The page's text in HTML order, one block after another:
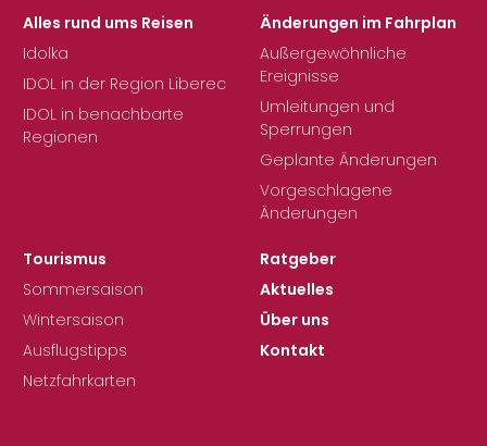
Alles rund ums Reisen
Idolka
IDOL in der Region Liberec
IDOL in benachbarte
Regionen
Änderungen im Fahrplan
Außergewöhnliche
Ereignisse
Umleitungen und
Sperrungen
Geplante Änderungen
Vorgeschlagene
Änderungen
Tourismus
Sommersaison
Wintersaison
Ausflugstipps
Netzfahrkarten
Ratgeber
Aktuelles
Über uns
Kontakt